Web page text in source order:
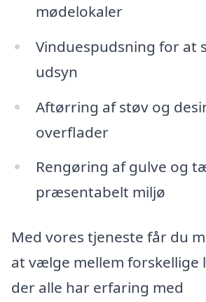
mødelokaler
Vinduespudsning for at
udsyn
Aftørring af støv og
overflader
Rengøring af gulve og
præsentabelt miljø
Med vores tjeneste får du
at vælge mellem forskellige
der alle har erfaring med